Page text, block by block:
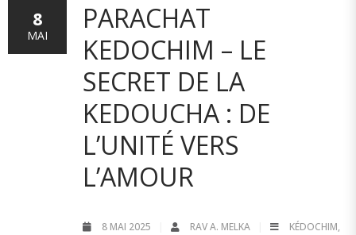
PARACHAT
KEDOCHIM – LE
SECRET DE LA
KEDOUCHA : DE
L’UNITÉ VERS
L’AMOUR
8 MAI 2025 RAV A. MELKA KÉDOCHIM,
8
MAI